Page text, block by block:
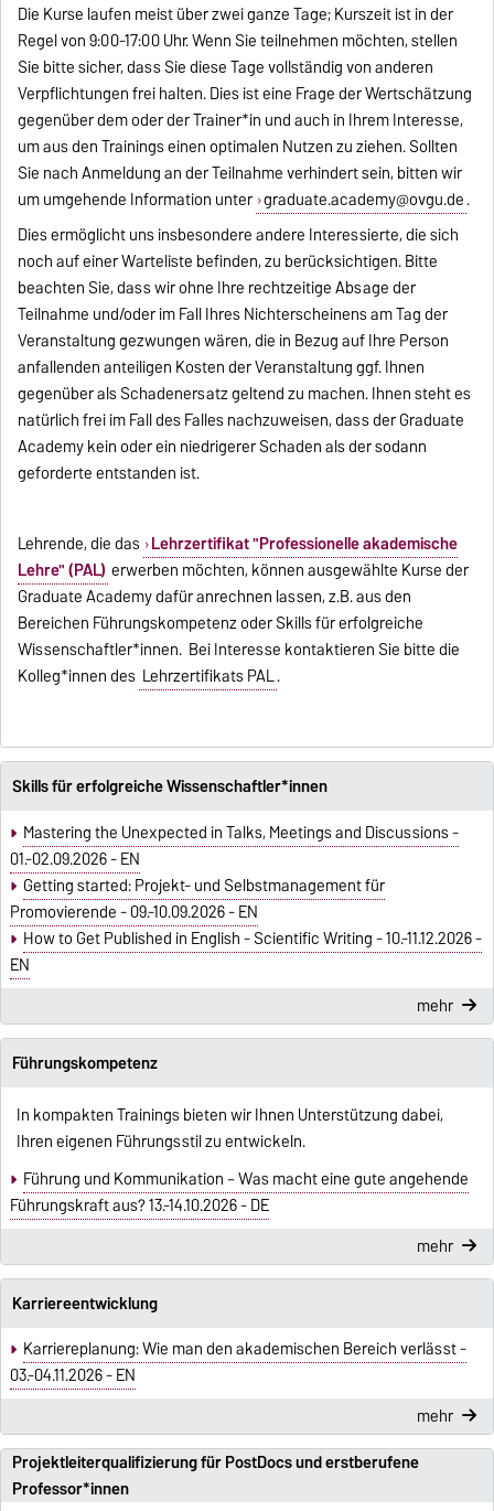
Die Kurse laufen meist über zwei ganze Tage; Kurszeit ist in der
Regel von 9:00-17:00 Uhr. Wenn Sie teilnehmen möchten, stellen
Sie bitte sicher, dass Sie diese Tage vollständig von anderen
Verpflichtungen frei halten. Dies ist eine Frage der Wertschätzung
gegenüber dem oder der Trainer*in und auch in Ihrem Interesse,
um aus den Trainings einen optimalen Nutzen zu ziehen. Sollten
Sie nach Anmeldung an der Teilnahme verhindert sein, bitten wir
um umgehende Information unter graduate.academy@ovgu.de.
Dies ermöglicht uns insbesondere andere Interessierte, die sich
noch auf einer Warteliste befinden, zu berücksichtigen. Bitte
beachten Sie, dass wir ohne Ihre rechtzeitige Absage der
Teilnahme und/oder im Fall Ihres Nichterscheinens am Tag der
Veranstaltung gezwungen wären, die in Bezug auf Ihre Person
anfallenden anteiligen Kosten der Veranstaltung ggf. Ihnen
gegenüber als Schadenersatz geltend zu machen. Ihnen steht es
natürlich frei im Fall des Falles nachzuweisen, dass der Graduate
Academy kein oder ein niedrigerer Schaden als der sodann
geforderte entstanden ist.
Lehrende, die das Lehrzertifikat "Professionelle akademische
Lehre" (PAL) erwerben möchten, können ausgewählte Kurse der
Graduate Academy dafür anrechnen lassen, z.B. aus den
Bereichen Führungskompetenz oder Skills für erfolgreiche
Wissenschaftler*innen. Bei Interesse kontaktieren Sie bitte die
Kolleg*innen des Lehrzertifikats PAL.
Skills für erfolgreiche Wissenschaftler*innen
Mastering the Unexpected in Talks, Meetings and Discussions -
01.-02.09.2026 - EN
Getting started: Projekt- und Selbstmanagement für
Promovierende - 09.-10.09.2026 - EN
How to Get Published in English - Scientific Writing - 10.-11.12.2026 -
EN
mehr
Führungskompetenz
In kompakten Trainings bieten wir Ihnen Unterstützung dabei,
Ihren eigenen Führungsstil zu entwickeln.
Führung und Kommunikation – Was macht eine gute angehende
Führungskraft aus? 13.-14.10.2026 - DE
mehr
Karriereentwicklung
Karriereplanung: Wie man den akademischen Bereich verlässt -
03.-04.11.2026 - EN
mehr
Projektleiterqualifizierung für PostDocs und erstberufene
Professor*innen